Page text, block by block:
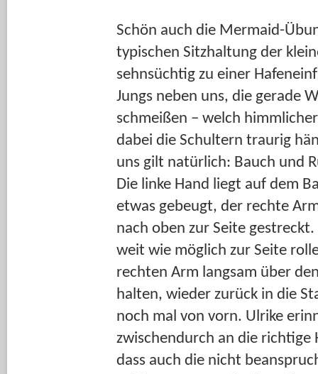
Schön auch die Mermaid-
typischen Sitzhaltung der
sehnsüchtig zu einer
Jungs neben uns, die gerade
schmeißen – welch
dabei die Schultern traurig
uns gilt natürlich: Bauch und
Die linke Hand liegt auf dem
etwas gebeugt, der rechte
nach oben zur Seite
weit wie möglich zur Seite
rechten Arm langsam über
halten, wieder zurück in die
noch mal von vorn. Ulrike
zwischendurch an die richtige
dass auch die nicht